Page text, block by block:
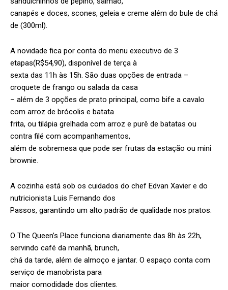
canapés e doces, scones, geleia e creme além do bule de chá
de (300ml).
A novidade fica por conta do menu executivo de 3
etapas(R$54,90), disponível de terça à
sexta das 11h às 15h. São duas opções de entrada –
croquete de frango ou salada da casa
– além de 3 opções de prato principal, como bife a cavalo
com arroz de brócolis e batata
frita, ou tilápia grelhada com arroz e purê de batatas ou
contra filé com acompanhamentos,
além de sobremesa que pode ser frutas da estação ou mini
brownie.
A cozinha está sob os cuidados do chef Edvan Xavier e do
nutricionista Luis Fernando dos
Passos, garantindo um alto padrão de qualidade nos pratos.
O The Queen’s Place funciona diariamente das 8h às 22h,
servindo café da manhã, brunch,
chá da tarde, além de almoço e jantar. O espaço conta com
serviço de manobrista para
maior comodidade dos clientes.